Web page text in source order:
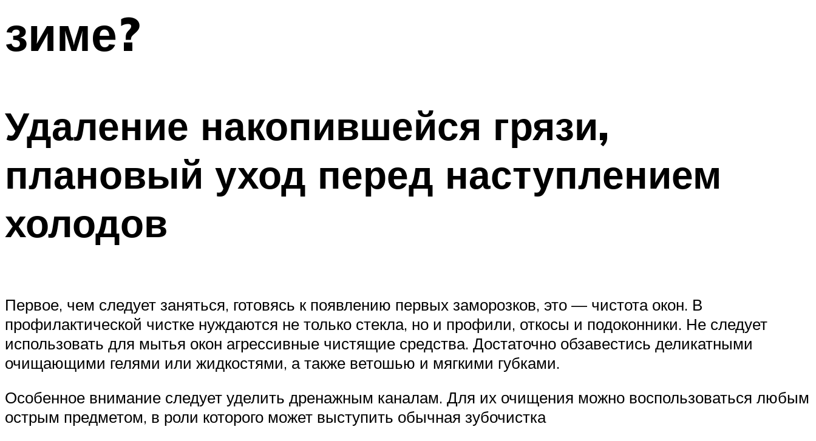
зиме?
Удаление накопившейся грязи,
плановый уход перед наступлением
холодов
Первое, чем следует заняться, готовясь к появлению первых заморозков, это — чистота окон. В
профилактической чистке нуждаются не только стекла, но и профили, откосы и подоконники. Не следует
использовать для мытья окон агрессивные чистящие средства. Достаточно обзавестись деликатными
очищающими гелями или жидкостями, а также ветошью и мягкими губками.
Особенное внимание следует уделить дренажным каналам. Для их очищения можно воспользоваться любым
острым предметом, в роли которого может выступить обычная зубочистка